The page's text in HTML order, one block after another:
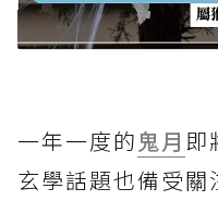
一年一度的 鬼月 即
玄學話題也備受